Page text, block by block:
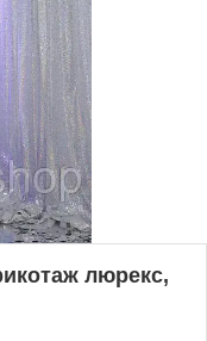
люрекс,